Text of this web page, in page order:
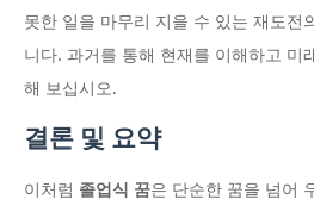
못한 일을 마무리 지을 수 있는 재도전
니다. 과거를 통해 현재를 이해하고 미
해 보십시오.
결론 및 요약
이처럼 졸업식 꿈은 단순한 꿈을 넘어